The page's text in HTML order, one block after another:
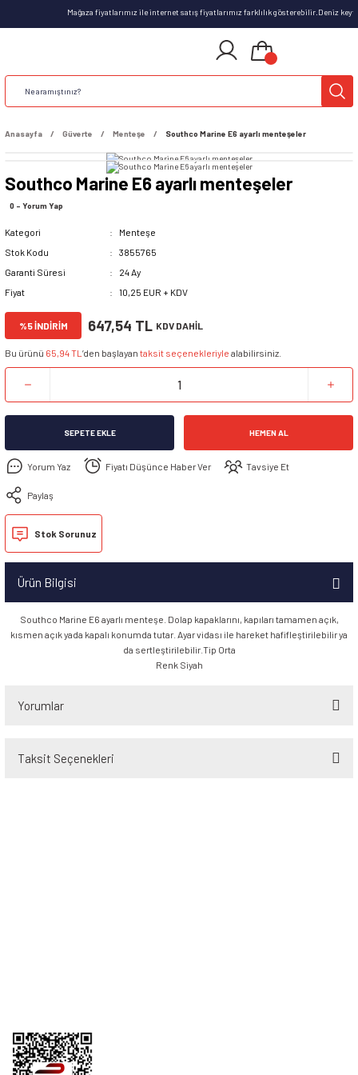
Mağaza fiyatlarımız ile internet satış fiyatlarımız farklılık gösterebilir.Deniz
Anasayfa Güverte Menteşe Southco Marine E6 ayarlı menteşeler
Southco Marine E6 ayarlı menteşeler
0 - Yorum Yap
Kategori
Menteşe
Stok Kodu
3855765
Garanti Süresi
24 Ay
Fiyat
10,25 EUR + KDV
%5 İNDİRİM 647,54 TL KDV DAHİL
Bu ürünü 65,94 TL ’den başlayan taksit seçenekleriyle alabilirsiniz.
SEPETE EKLE HEMEN AL
Yorum Yaz Fiyatı Düşünce Haber Ver Tavsiye Et
Paylaş
Stok Sorunuz
Ürün Bilgisi
Southco Marine E6 ayarlı menteşe. Dolap kapaklarını, kapıları tamamen açık,
kısmen açık yada kapalı konumda tutar. Ayar vidası ile hareket hafifleştirilebilir ya
da sertleştirilebilir.Tip Orta
Renk Siyah
Yorumlar
Taksit Seçenekleri